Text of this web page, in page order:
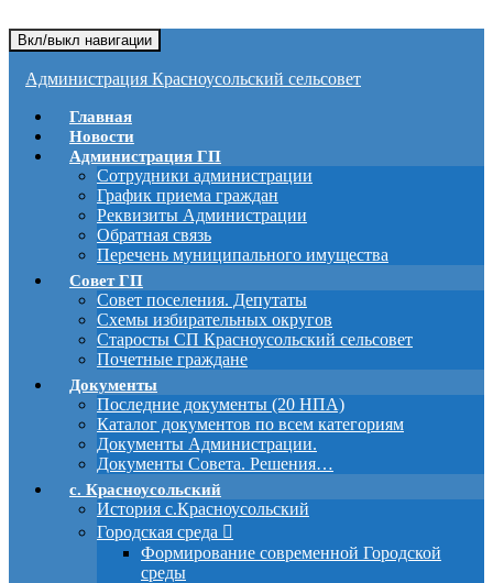
Вкл/выкл навигации
Администрация Красноусольский сельсовет
Главная
Новости
Администрация ГП
Сотрудники администрации
График приема граждан
Реквизиты Администрации
Обратная связь
Перечень муниципального имущества
Совет ГП
Совет поселения. Депутаты
Схемы избирательных округов
Старосты СП Красноусольский сельсовет
Почетные граждане
Документы
Последние документы (20 НПА)
Каталог документов по всем категориям
Документы Администрации.
Документы Совета. Решения…
с. Красноусольский
История с.Красноусольский
Городская среда
Формирование современной Городской
среды